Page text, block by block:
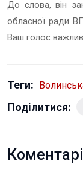
До слова, він
обласної ради
Ваш голос
Теги:
Поділитися: